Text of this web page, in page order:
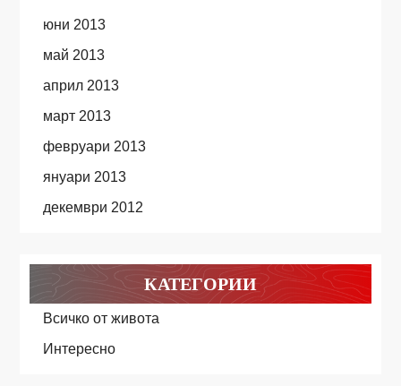
юни 2013
май 2013
април 2013
март 2013
февруари 2013
януари 2013
декември 2012
КАТЕГОРИИ
Всичко от живота
Интересно